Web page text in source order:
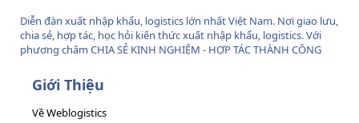
Diễn đàn xuất nhập khẩu, logistics lớn nhất Việt Nam. Nơi giao lưu,
chia sẻ, hợp tác, học hỏi kiến thức xuất nhập khẩu, logistics. Với
phương châm CHIA SẺ KINH NGHIỆM - HỢP TÁC THÀNH CÔNG
Giới Thiệu
Về Weblogistics